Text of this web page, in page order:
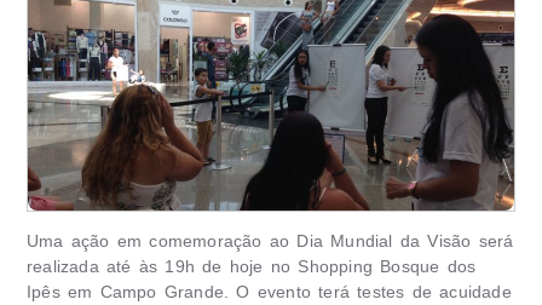
Uma ação em comemoração ao Dia Mundial da Visão será
realizada até às 19h de hoje no Shopping Bosque dos
Ipês em Campo Grande. O evento terá testes de acuidade